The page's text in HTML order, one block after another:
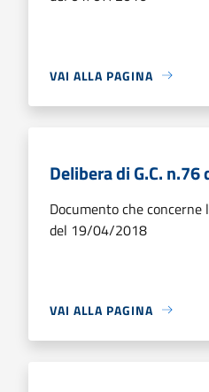
VAI ALLA PAGINA
Delibera di G.C.
Documento che concerne
del 19/04/2018
VAI ALLA PAGINA